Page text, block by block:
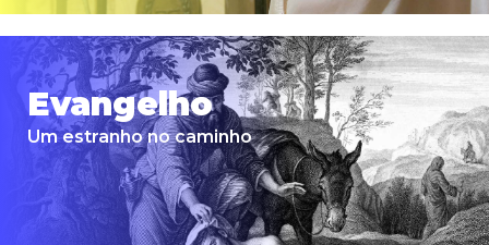
Evangelho
Um estranho no caminho